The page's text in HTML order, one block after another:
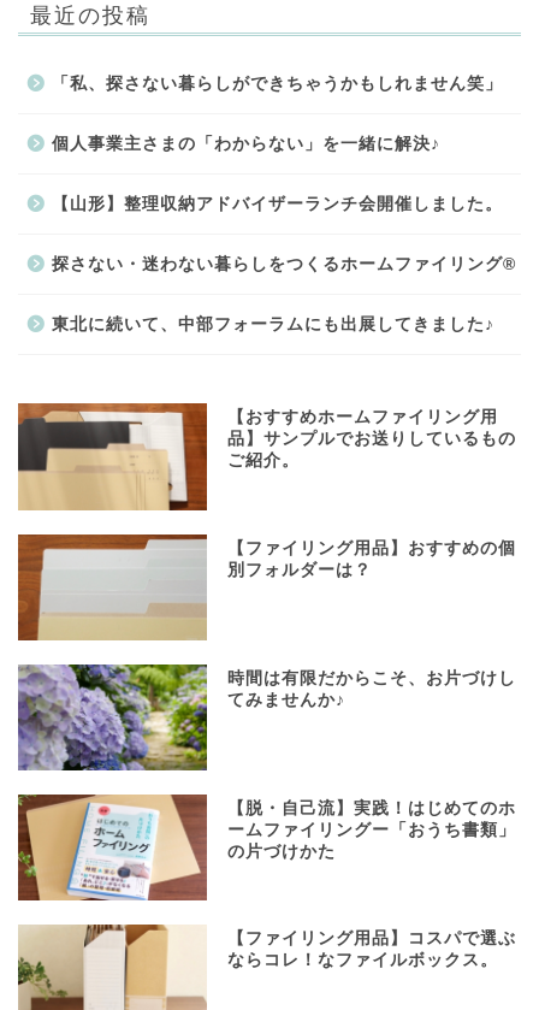
最近の投稿
「私、探さない暮らしができちゃうかもしれません笑」
個人事業主さまの「わからない」を一緒に解決♪
【山形】整理収納アドバイザーランチ会開催しました。
探さない・迷わない暮らしをつくるホームファイリング®
東北に続いて、中部フォーラムにも出展してきました♪
【おすすめホームファイリング用
品】サンプルでお送りしているもの
ご紹介。
【ファイリング用品】おすすめの個
別フォルダーは？
時間は有限だからこそ、お片づけし
てみませんか♪
【脱・自己流】実践！はじめてのホ
ームファイリングー「おうち書類」
の片づけかた
【ファイリング用品】コスパで選ぶ
ならコレ！なファイルボックス。